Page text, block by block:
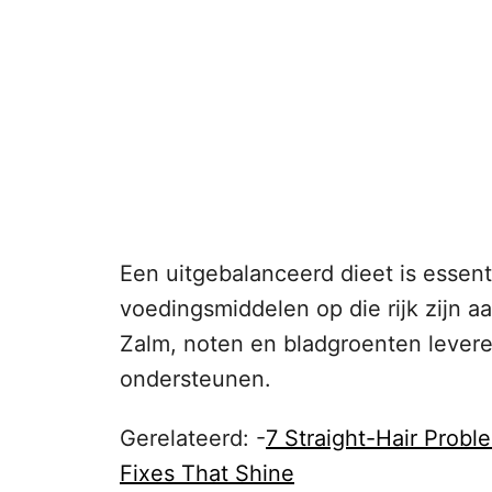
Een uitgebalanceerd dieet is
voedingsmiddelen op die rijk zijn
Zalm, noten en bladgroenten
ondersteunen.
Gerelateerd: -7 Straight-Hair
Fixes That Shine